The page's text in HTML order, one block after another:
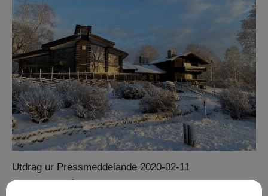
Utdrag ur Pressmeddelande 2020-02-11
Lida Friluftsgård och Upplev Botkyrka AB, som ägs i